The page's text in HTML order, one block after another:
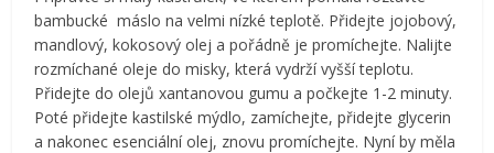
bambucké máslo na velmi nízké teplotě. Přidejte jojobový,
mandlový, kokosový olej a pořádně je promíchejte. Nalijte
rozmíchané oleje do misky, která vydrží vyšší teplotu.
Přidejte do olejů xantanovou gumu a počkejte 1-2 minuty.
Poté přidejte kastilské mýdlo, zamíchejte, přidejte glycerin
a nakonec esenciální olej, znovu promíchejte. Nyní by měla